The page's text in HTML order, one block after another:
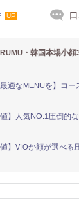
UP 口
・韓国本場小
最適なMENUを】コ
値】人気NO.1圧倒的
値】VIOか顔が選べ